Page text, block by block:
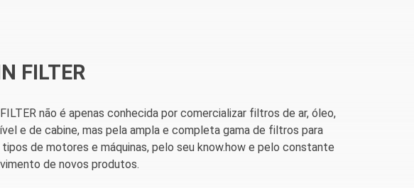
FILTER
não é apenas conhecida por comercializar filtros de ar, óleo,
e de cabine, mas pela ampla e completa gama de filtros para
de motores e máquinas, pelo seu know.how e pelo constante
de novos produtos.